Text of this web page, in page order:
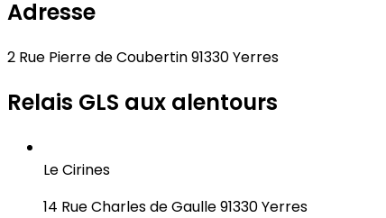
Adresse
2 Rue Pierre de Coubertin 91330 Yerres
Relais GLS aux alentours
Le Cirines
14 Rue Charles de Gaulle 91330 Yerres